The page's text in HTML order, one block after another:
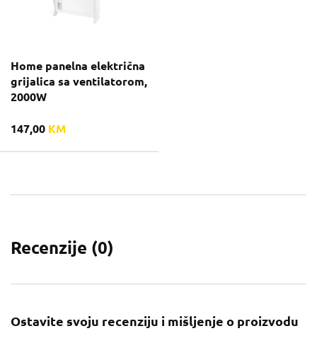
Home panelna električna
grijalica sa ventilatorom,
2000W
147,00 KM
Recenzije (0)
Ostavite svoju recenziju i mišljenje o proizvodu